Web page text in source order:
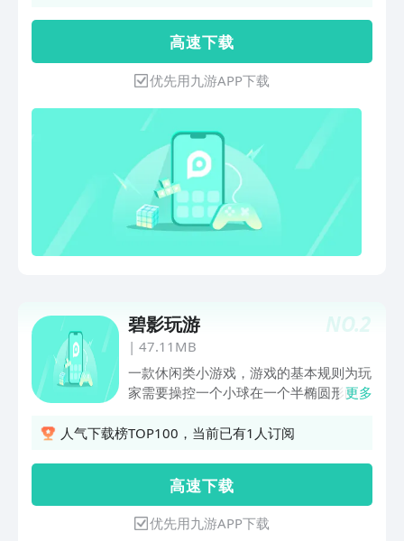
点：可爱治愈： 萌系卡通画风，缤纷水
果与晶莹糖衣带来视觉治愈，瞬间放松心
情。简单易上手： 只需点击操作，规则
直观明了，瞬间上手，乐趣即刻开启。解
压放松： 专注于排列组合的乐趣，享受
整理带来的秩序感，让烦恼随糖葫芦串消
散。快来一起串起属于你的甜蜜回忆吧！
高 速 下 载
优先用九游APP下载
NO.2
碧影玩游
| 47.11MB
一款休闲类小游戏，游戏的基本规则为玩
家需要操控一个小球在一个半椭圆形的隧
下一个隧道。游戏考验玩家的反应速度和
手指的上下滑动来控制小球在轨道上的移
动，避开障碍物和陷阱，穿过半圆形的洞
洞以获得得分。随着关卡的深入，游戏难
度逐渐增加，速度和挑战性也会提升。
更多
人气下载榜TOP100，当前已有1人订阅
高 速 下 载
优先用九游APP下载